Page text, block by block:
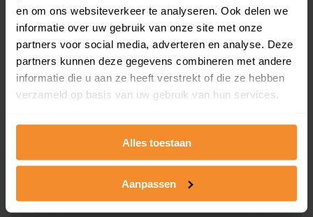
en om ons websiteverkeer te analyseren. Ook delen we
informatie over uw gebruik van onze site met onze
partners voor social media, adverteren en analyse. Deze
partners kunnen deze gegevens combineren met andere
informatie die u aan ze heeft verstrekt of die ze hebben
verzameld op basis van uw gebruik van hun services.
Alles toestaan
Aanpassen
Bekijk product
Direct leverbaar
Een uitgebreid overzicht van het perceel en
dit inclusief de luchtfoto!